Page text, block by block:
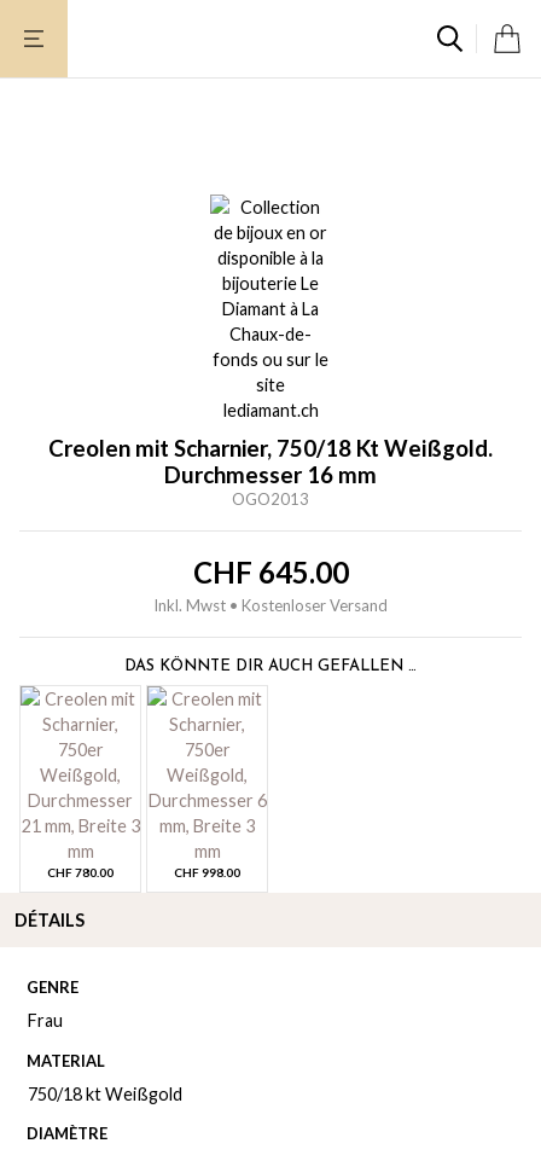
Inhalt
Creolen mit Scharnier, 750/18 Kt Weißgold.
Durchmesser 16 mm
OGO2013
CHF 645.00
Inkl. Mwst • Kostenloser Versand
DAS KÖNNTE DIR AUCH GEFALLEN …
CHF780.00 CHF998.00
GENRE
Frau
MATERIAL
750/18 kt Weißgold
DIAMÈTRE
DÉTAILS